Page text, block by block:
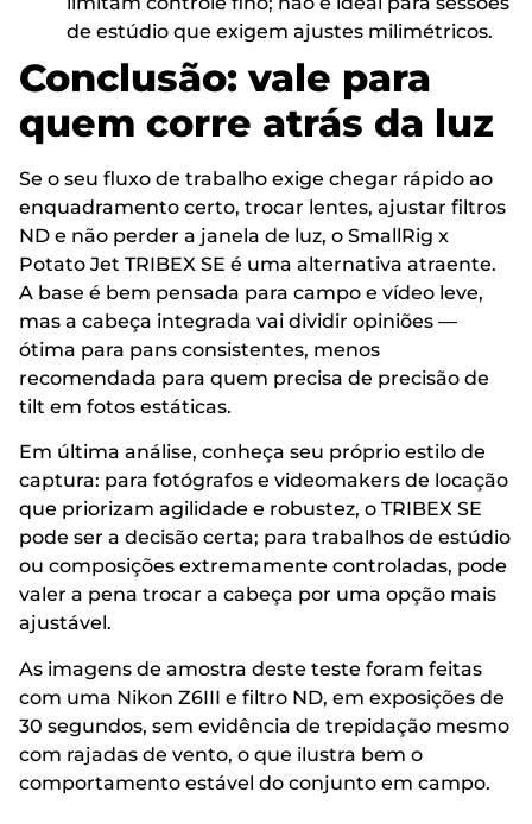
de estúdio que exigem ajustes milimétricos.
Conclusão: vale para
quem corre atrás da luz
Se o seu fluxo de trabalho exige chegar rápido ao
enquadramento certo, trocar lentes, ajustar filtros
ND e não perder a janela de luz, o SmallRig x
Potato Jet TRIBEX SE é uma alternativa atraente.
A base é bem pensada para campo e vídeo leve,
mas a cabeça integrada vai dividir opiniões —
ótima para pans consistentes, menos
recomendada para quem precisa de precisão de
tilt em fotos estáticas.
Em última análise, conheça seu próprio estilo de
captura: para fotógrafos e videomakers de locação
que priorizam agilidade e robustez, o TRIBEX SE
pode ser a decisão certa; para trabalhos de estúdio
ou composições extremamente controladas, pode
valer a pena trocar a cabeça por uma opção mais
ajustável.
As imagens de amostra deste teste foram feitas
com uma Nikon Z6III e filtro ND, em exposições de
30 segundos, sem evidência de trepidação mesmo
com rajadas de vento, o que ilustra bem o
comportamento estável do conjunto em campo.